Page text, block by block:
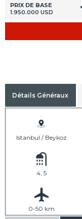
PRIX DE BASE
1.950.000 USD
Détails Généraux
Istanbul / Beykoz
4, 5
0-50 km